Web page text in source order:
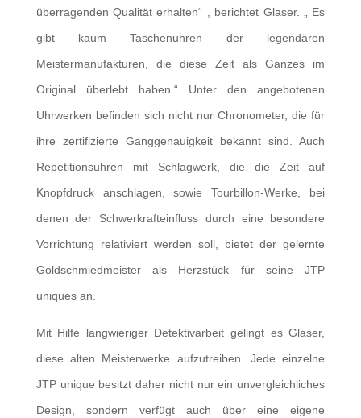
überragenden Qualität erhalten“ , berichtet Glaser. „ Es
gibt kaum Taschenuhren der legendären
Meistermanufakturen, die diese Zeit als Ganzes im
Original überlebt haben.“ Unter den angebotenen
Uhrwerken befinden sich nicht nur Chronometer, die für
ihre zertifizierte Ganggenauigkeit bekannt sind. Auch
Repetitionsuhren mit Schlagwerk, die die Zeit auf
Knopfdruck anschlagen, sowie Tourbillon-Werke, bei
denen der Schwerkrafteinfluss durch eine besondere
Vorrichtung relativiert werden soll, bietet der gelernte
Goldschmiedmeister als Herzstück für seine JTP
uniques an.
Mit Hilfe langwieriger Detektivarbeit gelingt es Glaser,
diese alten Meisterwerke aufzutreiben. Jede einzelne
JTP unique besitzt daher nicht nur ein unvergleichliches
Design, sondern verfügt auch über eine eigene